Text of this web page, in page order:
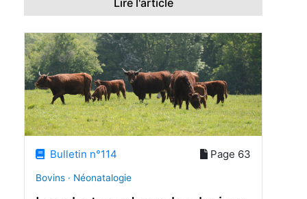
Lire l'article
Bulletin n°114 Page 63
Bovins · Néonatalogie